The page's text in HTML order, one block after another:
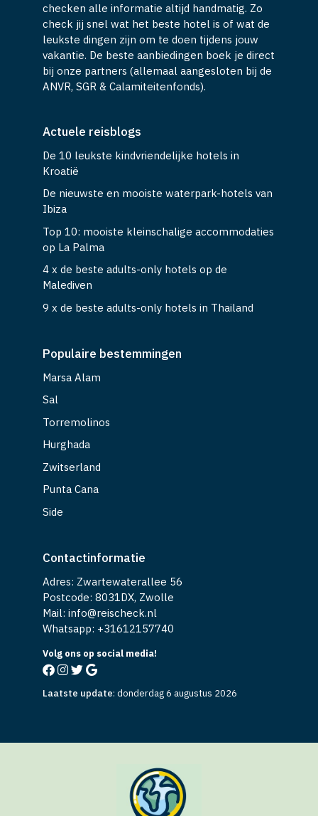
checken alle informatie altijd handmatig. Zo
check jij snel wat het beste hotel is of wat de
leukste dingen zijn om te doen tijdens jouw
vakantie. De beste aanbiedingen boek je direct
bij onze partners (allemaal aangesloten bij de
ANVR, SGR & Calamiteitenfonds).
Actuele reisblogs
De 10 leukste kindvriendelijke hotels in
Kroatië
De nieuwste en mooiste waterpark-hotels van
Ibiza
Top 10: mooiste kleinschalige accommodaties
op La Palma
4 x de beste adults-only hotels op de
Malediven
9 x de beste adults-only hotels in Thailand
Populaire bestemmingen
Marsa Alam
Sal
Torremolinos
Hurghada
Zwitserland
Punta Cana
Side
Contactinformatie
Adres: Zwartewaterallee 56
Postcode: 8031DX, Zwolle
Mail: info@reischeck.nl
Whatsapp: +31612157740
Volg ons op social media!
Laatste update: donderdag 6 augustus 2026